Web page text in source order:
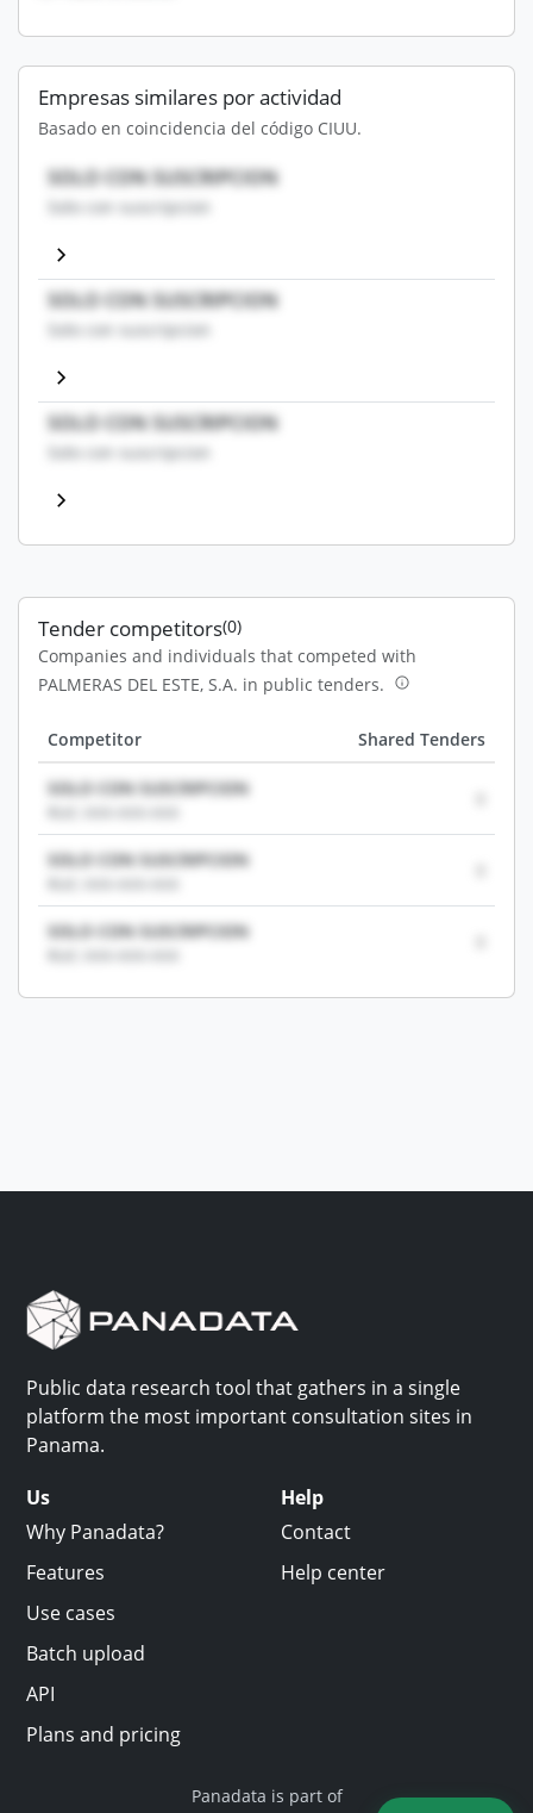
Empresas similares por actividad
Basado en coincidencia del código CIUU.
SOLO CON SUSCRIPCION
Solo con suscripcion
SOLO CON SUSCRIPCION
Solo con suscripcion
SOLO CON SUSCRIPCION
Solo con suscripcion
Tender competitors(0)
Companies and individuals that competed with
PALMERAS DEL ESTE, S.A. in public tenders.
Competitor Shared Tenders
SOLO CON SUSCRIPCION
SOLO CON SUSCRIPCION
SOLO CON SUSCRIPCION
Public data research tool that gathers in a single
platform the most important consultation sites in
Panama.
Us
Why Panadata?
Features
Use cases
Batch upload
API
Plans and pricing
Help
Contact
Help center
Panadata is part of